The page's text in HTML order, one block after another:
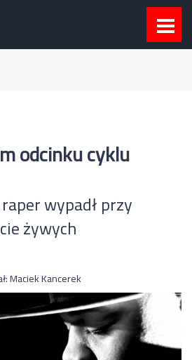
odcinku cyklu
wypadł przy
żywych
Maciek Kancerek